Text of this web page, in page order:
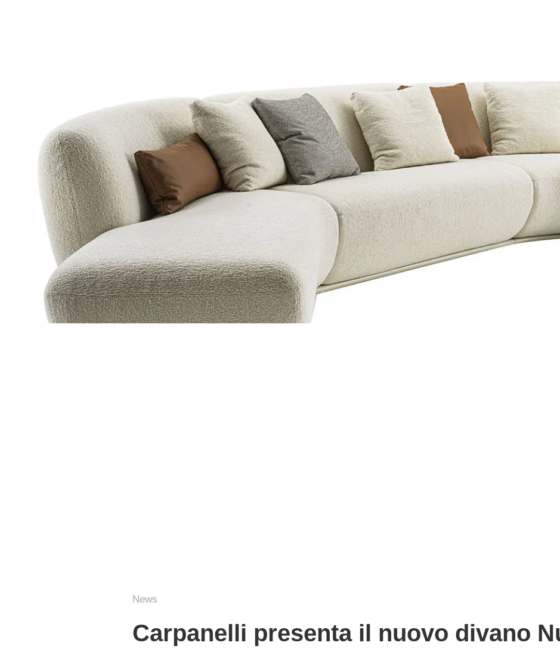
News
Carpanelli presenta il nuovo divano